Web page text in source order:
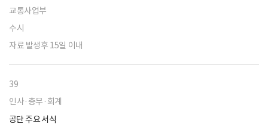
교통사업부
수시
자료 발생후 15일 이내
39
인사·총무·회계
공단 주요 서식